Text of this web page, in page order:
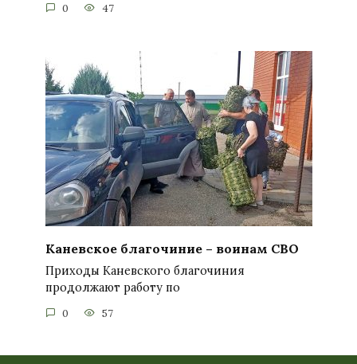
0 47
Каневское благочиние – воинам СВО
Приходы Каневского благочиния
продолжают работу по
0 57